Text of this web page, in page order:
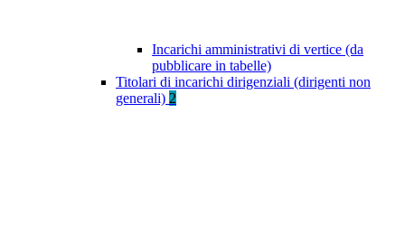
Incarichi amministrativi di vertice (da
pubblicare in tabelle)
Titolari di incarichi dirigenziali (dirigenti non
generali) 2